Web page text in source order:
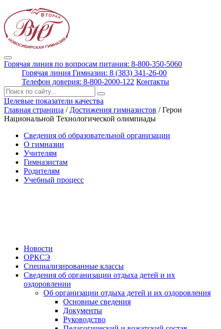
Горячая линия по вопросам питания: 8-800-350-5060
Горячая линия Гимназии: 8 (383) 341-26-00
Телефон доверия: 8-800-2000-122 Контакты
Поиск:
Целевые показатели качества
Главная страница / Достижения гимназистов /Герои
Национальной Технологической олимпиады
Сведения об образовательной организации
О гимназии
Учителям
Гимназистам
Родителям
Учебный процесс
Новости
ОРКСЭ
Специализированные классы
Сведения об организации отдыха детей и их
оздоровлении
Об организации отдыха детей и их оздоровления
Основные сведения
Документы
Руководство